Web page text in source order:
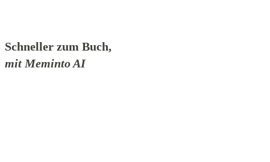
Schneller zum Buch,
mit Meminto AI